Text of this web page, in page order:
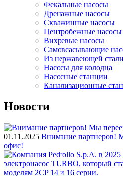
Фекальные насосы
Дренажные насосы
Скважинные насосы
Центробежные насосы
Вихревые насосы
Самовсасывающие
Из нержавеющей стали
Насосы для колодца
Насосные станции
Канализационные
Новости
01.11.2025 Внимание партнеров!
офис!